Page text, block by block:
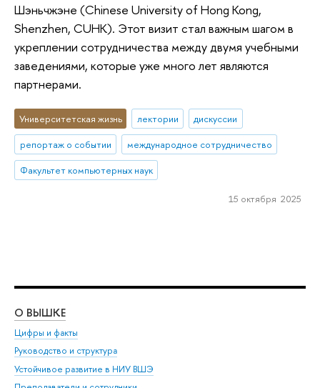
Шэньчжэне (Chinese University of Hong Kong,
Shenzhen, CUHK). Этот визит стал важным шагом в
укреплении сотрудничества между двумя учебными
заведениями, которые уже много лет являются
партнерами.
Университетская жизнь лектории
дискуссии
репортаж о событии
международное сотрудничество
Факультет компьютерных наук
15 октября 2025
О ВЫШКЕ
Цифры и факты
Руководство и структура
Устойчивое развитие в НИУ ВШЭ